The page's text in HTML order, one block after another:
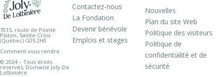
7015, route de Pointe
Platon, Sainte-Croix
(Québec) G0S 2H0
Comment vous rendre
© 2024 – Tous droits
réservés, Domaine Joly-De
Lotbinière
Contactez-nous
La Fondation
Devenir bénévole
Emplois et stages
Nouvelles
Plan du site Web
Politique des visiteurs
Politique de
confidentialité et de
sécurité